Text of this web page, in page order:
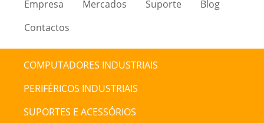
Empresa Mercados Suporte
Blog
Contactos
COMPUTADORES INDUSTRIAIS
PERIFÉRICOS INDUSTRIAIS
SUPORTES E ACESSÓRIOS